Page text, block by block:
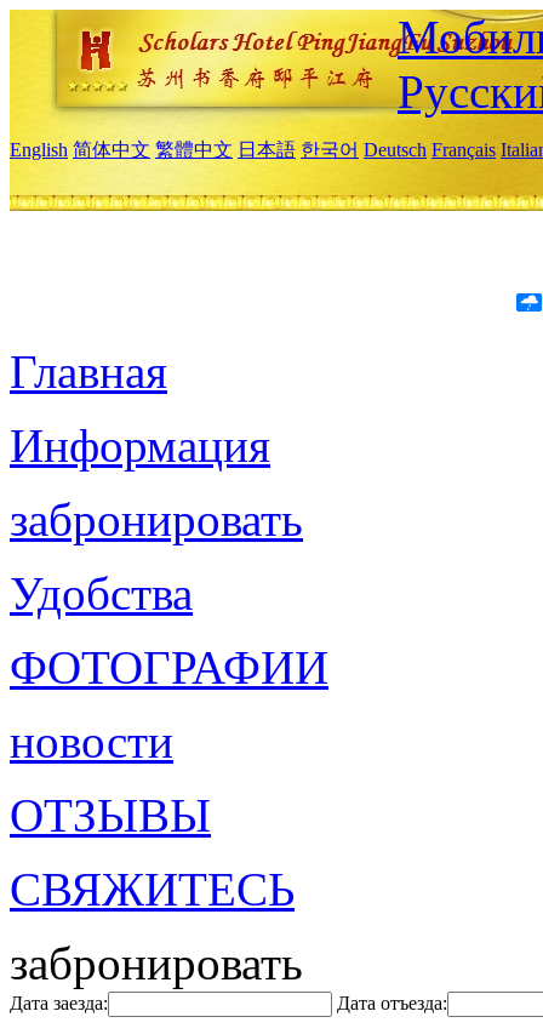
English 简体中文 繁體中文 日本語 한국어 Deutsch Français
Главная
Информация
забронировать
Удобства
ФОТОГРАФИИ
новости
ОТЗЫВЫ
СВЯЖИТЕСЬ
забронировать
Дата заезда: Дата отъезда: